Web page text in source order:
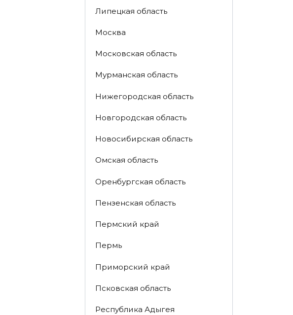
Липецкая область
Москва
Московская область
Мурманская область
Нижегородская область
Новгородская область
Новосибирская область
Омская область
Оренбургская область
Пензенская область
Пермский край
Пермь
Приморский край
Псковская область
Республика Адыгея